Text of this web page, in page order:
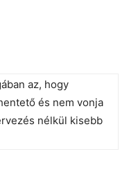
az, hogy
és nem vonja
nélkül kisebb